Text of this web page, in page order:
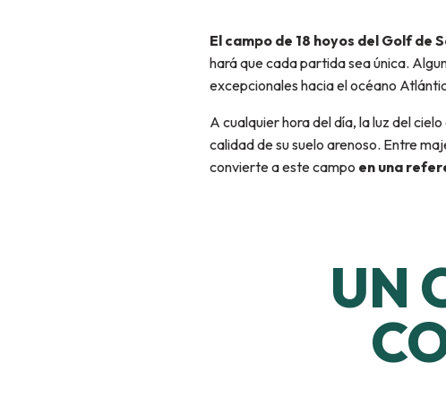
El campo de 18 hoyos del Golf de
hará que cada partida sea única.
excepcionales hacia el océano
A cualquier hora del día, la luz del
calidad de su suelo arenoso. Entre
convierte a este campo en una
UN